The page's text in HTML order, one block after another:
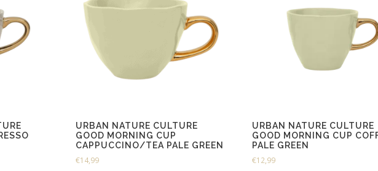
URBAN NATURE CULTURE
GOOD MORNING CUP
CAPPUCCINO/TEA PALE GREEN
€14,99
URBAN NATURE CULTURE
GOOD MORNING CUP
PALE GREEN
€12,99